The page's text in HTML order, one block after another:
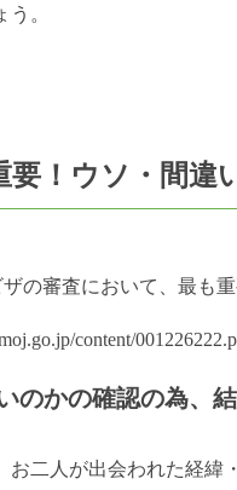
。
！ウソ・間違
の審査において、最も
content/
のかの確認の為、
お二人が出会われた経